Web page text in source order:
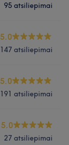
95 atsiliepimai
5.0
147 atsiliepimai
5.0
191 atsiliepimai
5.0
27 atsiliepimai